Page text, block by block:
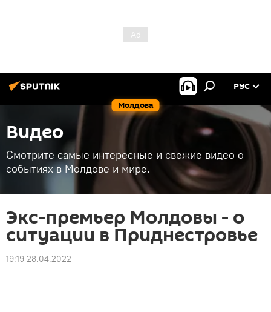
Молдова
РУС
Видео
Смотрите самые интересные и свежие видео о
событиях в Молдове и мире.
Экс-премьер Молдовы - о
ситуации в Приднестровье
19:19 28.04.2022